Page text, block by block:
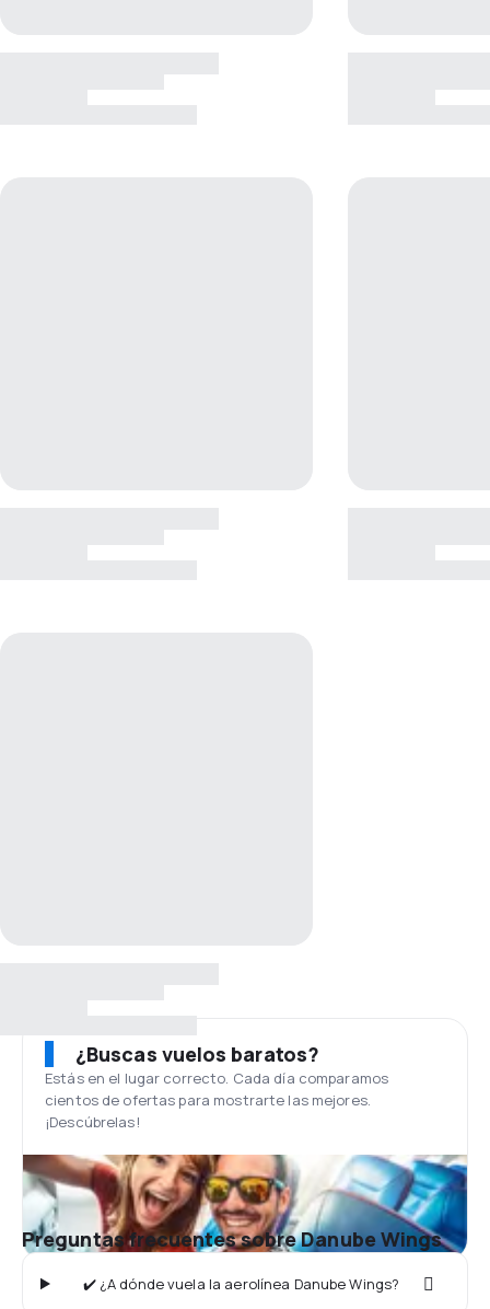
¿Buscas vuelos baratos?
Estás en el lugar correcto. Cada día comparamos
cientos de ofertas para mostrarte las mejores.
¡Descúbrelas!
Preguntas frecuentes sobre Danube Wings
✔️ ¿A dónde vuela la aerolínea Danube Wings?